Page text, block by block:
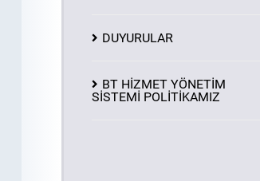
DUYURULAR
BT HİZMET YÖNETİM
SİSTEMİ POLİTİKAMIZ